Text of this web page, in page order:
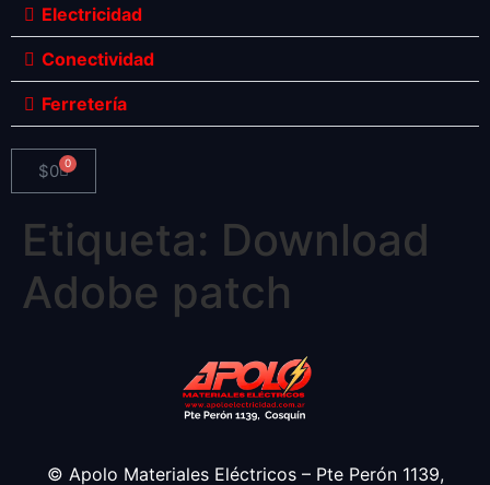
Electricidad
Conectividad
Ferretería
$0 0
Etiqueta: Download
Adobe patch
© Apolo Materiales Eléctricos – Pte Perón 1139,